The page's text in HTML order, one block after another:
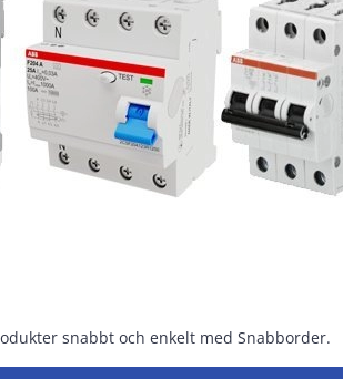
snabbt och enkelt med Snabborder.